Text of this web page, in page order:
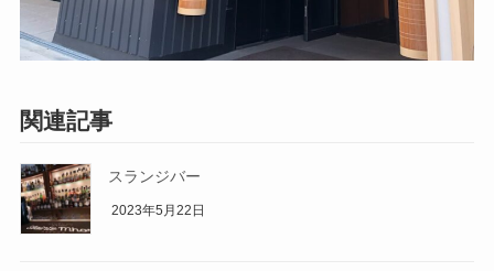
関連記事
スランジバー
2023年5月22日